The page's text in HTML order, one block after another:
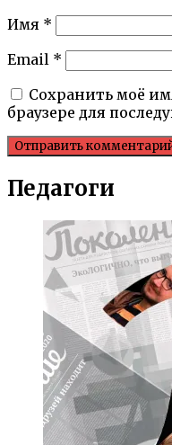
Имя *
Email *
Сохранить моё
браузере для
Педагоги